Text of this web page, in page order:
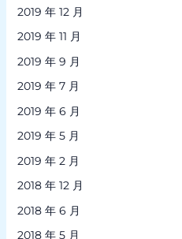
2019 年 12 月
2019 年 11 月
2019 年 9 月
2019 年 7 月
2019 年 6 月
2019 年 5 月
2019 年 2 月
2018 年 12 月
2018 年 6 月
2018 年 5 月